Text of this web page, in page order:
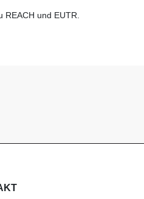
und EUTR.